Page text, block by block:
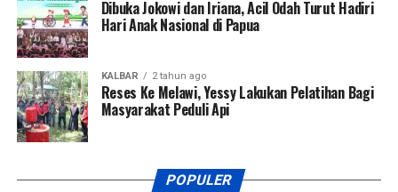
Dibuka Jokowi dan Iriana, Acil Odah Turut Hadiri
Hari Anak Nasional di Papua
KALBAR 2 tahun ago
Reses Ke Melawi, Yessy Lakukan Pelatihan Bagi
Masyarakat Peduli Api
POPULER